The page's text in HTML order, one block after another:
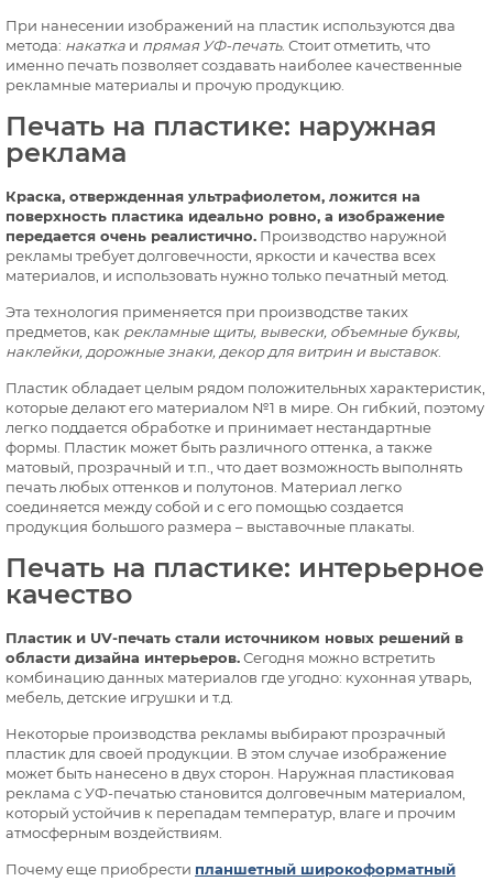
При нанесении изображений на пластик используются два
метода: накатка и прямая УФ-печать. Стоит отметить, что
именно печать позволяет создавать наиболее качественные
рекламные материалы и прочую продукцию.
Печать на пластике: наружная
реклама
Краска, отвержденная ультрафиолетом, ложится на
поверхность пластика идеально ровно, а изображение
передается очень реалистично. Производство наружной
рекламы требует долговечности, яркости и качества всех
материалов, и использовать нужно только печатный метод.
Эта технология применяется при производстве таких
предметов, как рекламные щиты, вывески, объемные буквы,
наклейки, дорожные знаки, декор для витрин и выставок.
Пластик обладает целым рядом положительных характеристик,
которые делают его материалом №1 в мире. Он гибкий, поэтому
легко поддается обработке и принимает нестандартные
формы. Пластик может быть различного оттенка, а также
матовый, прозрачный и т.п., что дает возможность выполнять
печать любых оттенков и полутонов. Материал легко
соединяется между собой и с его помощью создается
продукция большого размера – выставочные плакаты.
Печать на пластике: интерьерное
качество
Пластик и UV-печать стали источником новых решений в
области дизайна интерьеров.Сегодня можно встретить
комбинацию данных материалов где угодно: кухонная утварь,
мебель, детские игрушки и т.д.
Некоторые производства рекламы выбирают прозрачный
пластик для своей продукции. В этом случае изображение
может быть нанесено в двух сторон. Наружная пластиковая
реклама с УФ-печатью становится долговечным материалом,
который устойчив к перепадам температур, влаге и прочим
атмосферным воздействиям.
Почему еще приобрести планшетный широкоформатный